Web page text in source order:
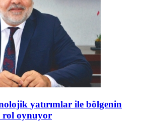
yatırımlar ile bölgenin
rol oynuyor